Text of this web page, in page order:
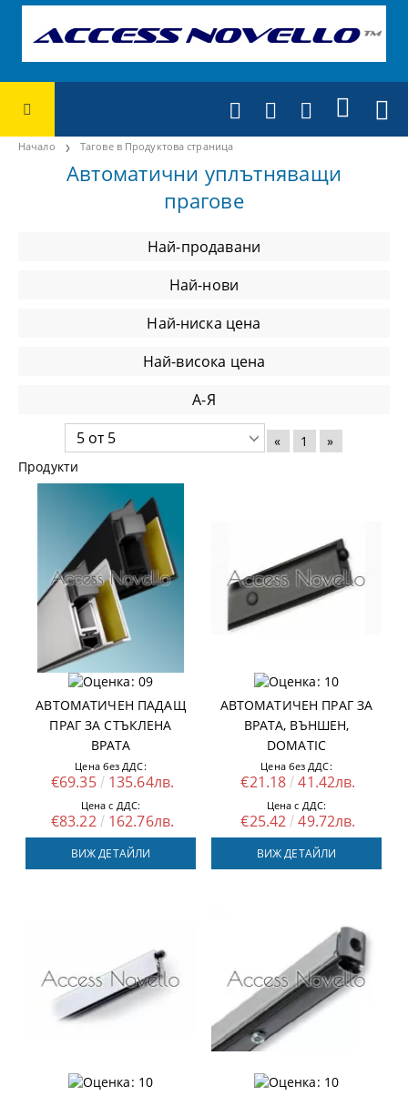
Начало Тагове в Продуктова страница
Автоматични уплътняващи
прагове
Най-продавани
Най-нови
Най-ниска цена
Най-висока цена
А-Я
« 1
»
Продукти
АВТОМАТИЧЕН ПАДАЩ
ПРАГ ЗА СТЪКЛЕНА
ВРАТА
Цена без ДДС:
€69.35 135.64лв.
Цена с ДДС:
€83.22 162.76лв.
ВИЖ ДЕТАЙЛИ
АВТОМАТИЧЕН ПРАГ ЗА
ВРАТА, ВЪНШЕН,
DOMATIC
Цена без ДДС:
€21.18 41.42лв.
Цена с ДДС:
€25.42 49.72лв.
ВИЖ ДЕТАЙЛИ